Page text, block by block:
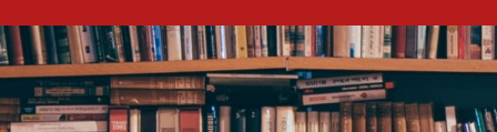
成果总结报告
查重报告
查新报告